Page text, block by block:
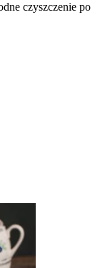
czyszczenie po